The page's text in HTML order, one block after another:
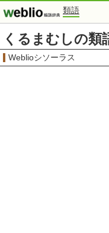
類語
くるまむしの類
Weblioシソーラス